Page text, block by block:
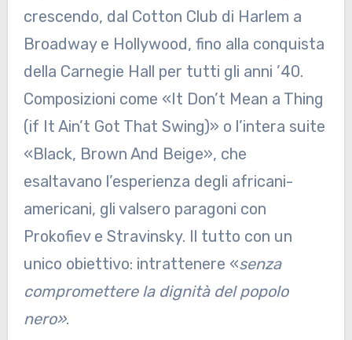
crescendo, dal Cotton Club di Harlem a
Broadway e Hollywood, fino alla conquista
della Carnegie Hall per tutti gli anni ’40.
Composizioni come «It Don’t Mean a Thing
(if It Ain’t Got That Swing)» o l’intera suite
«Black, Brown And Beige», che
esaltavano l’esperienza degli africani-
americani, gli valsero paragoni con
Prokofiev e Stravinsky. Il tutto con un
unico obiettivo: intrattenere «senza
compromettere la dignità del popolo
nero».